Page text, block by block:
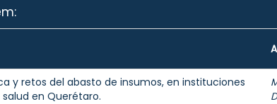
y retos del abasto de insumos, en instituciones
en Querétaro.